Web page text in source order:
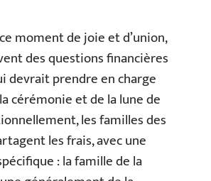
moment de joie et d’union,
des questions financières
devrait prendre en charge
cérémonie et de la lune de
les familles des
les frais, avec une
: la famille de la